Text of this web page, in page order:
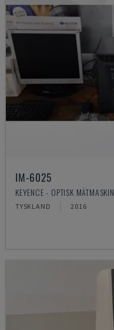
IM-6025
KEYENCE - OPTISK MÄTMASKIN
TYSKLAND 2016